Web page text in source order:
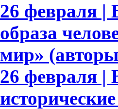
26 февраля |
образа
мир»
26 февраля |